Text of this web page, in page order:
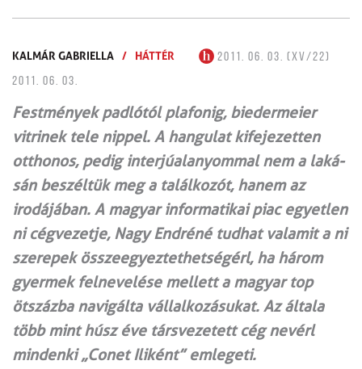
KALMÁR GABRIELLA / HÁTTÉR
2011. 06. 03. (XV/22)
2011. 06. 03.
Festmények padlótól plafonig, biedermeier
vitrinek tele nippel. A hangulat kifejezetten
otthonos, pedig interjúalanyommal nem a laká­
sán beszéltük meg a találkozót, hanem az
irodájában. A magyar informatikai piac egyetlen
ni cégvezetje, Nagy Endréné tudhat valamit a ni
szerepek összeegyeztethetségérl, ha három
gyermek felnevelése mellett a magyar top
ötszázba navigálta vállalkozásukat. Az általa
több mint húsz éve társvezetett cég nevérl
mindenki „Conet Iliként” emlegeti.